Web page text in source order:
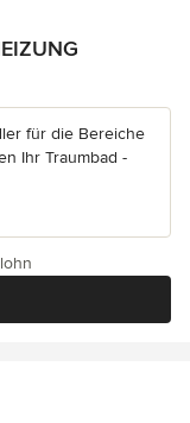
für die Bereiche
Ihr Traumbad -